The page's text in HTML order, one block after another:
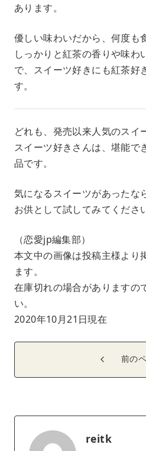
あります。
優しい味わいだから、何度も
しっかりと紅茶の香りや味わ
で、スイーツ好きにも紅茶好
す。
どれも、発売以来人気のスイ
スイーツ好きさんは、堪能で
品です。
気になるスイーツがあったな
お供として試してみてくださ
（恋愛jp編集部）
本文中の画像は投稿主様より
ます。
在庫切れの場合がありますの
い。
2020年10月21日現在
前の
reitk